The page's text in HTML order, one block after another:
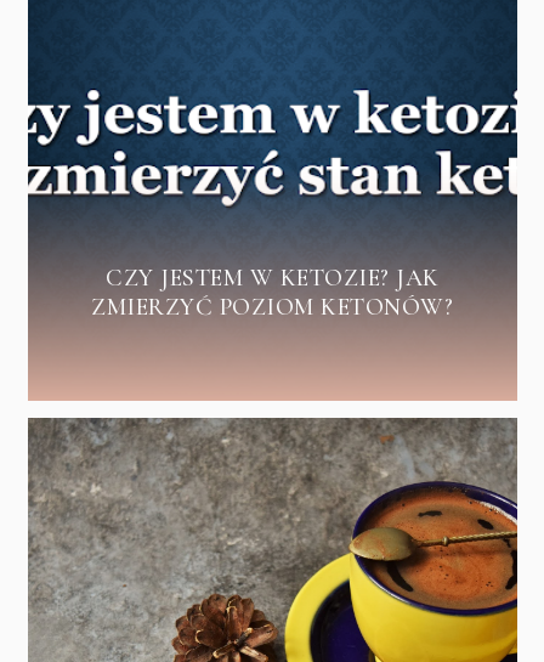
CZY JESTEM W KETOZIE? JAK
ZMIERZYĆ POZIOM KETONÓW?